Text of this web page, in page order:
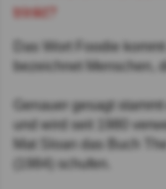
trinkt?
Das Wort Foodie
bezeichnet Menschen,
Genauer gesagt
und wird seit 1980
Mat Sloan das Buch
(1984) schufen.